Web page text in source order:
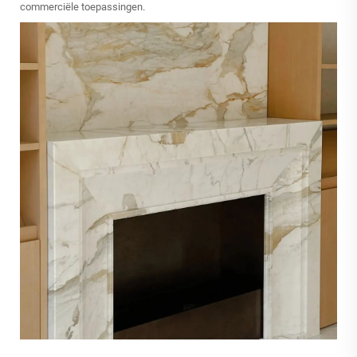
commerciële toepassingen.